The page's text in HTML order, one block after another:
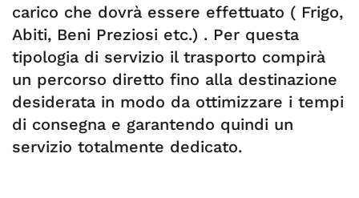
carico che dovrà essere effettuato ( Frigo,
Abiti, Beni Preziosi etc.) . Per questa
tipologia di servizio il trasporto compirà
un percorso diretto fino alla destinazione
desiderata in modo da ottimizzare i tempi
di consegna e garantendo quindi un
servizio totalmente dedicato.